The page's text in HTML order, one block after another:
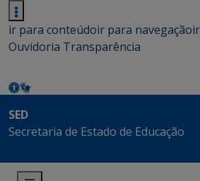
ir para conteúdoir para navegação
Ouvidoria Transparência
SED
Secretaria de Estado de Educação